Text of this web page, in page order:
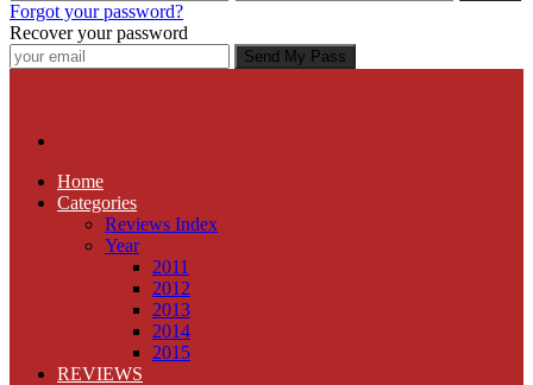
Forgot your password?
Recover your password
Home
Categories
Reviews Index
Year
2011
2012
2013
2014
2015
REVIEWS